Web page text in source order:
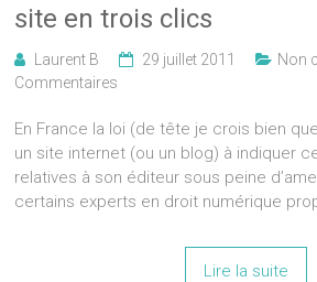
site en trois clics
Laurent B 29 juillet 2011 Non
Commentaires
En France la loi (de tête je crois bien
un site internet (ou un blog) à indiquer
relatives à son éditeur sous peine
certains experts en droit numérique
Lire la suite